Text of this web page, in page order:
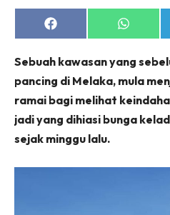
Share
on
Share
on
Sebuah kawasan yang
pancing di Melaka, mula
ramai bagi melihat
jadi yang dihiasi bunga
sejak minggu lalu.